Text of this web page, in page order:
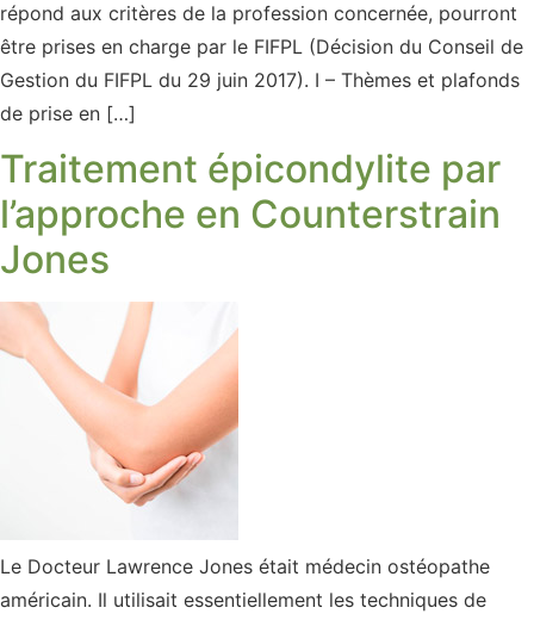
répond aux critères de la profession concernée, pourront
être prises en charge par le FIFPL (Décision du Conseil de
Gestion du FIFPL du 29 juin 2017). I – Thèmes et plafonds
de prise en […]
Traitement épicondylite par
l’approche en Counterstrain
Jones
Le Docteur Lawrence Jones était médecin ostéopathe
américain. Il utilisait essentiellement les techniques de